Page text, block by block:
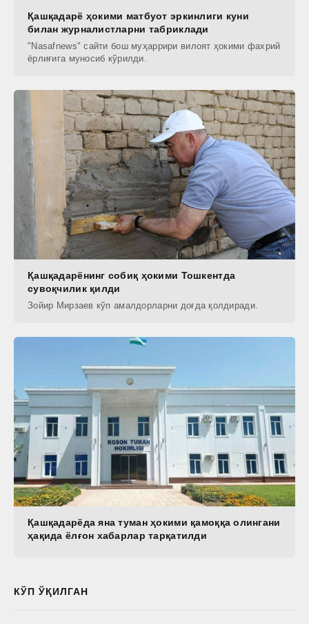
Қашқадарё ҳокими матбуот эркинлиги куни
билан журналистларни табриклади
"Nasafnews" сайти бош муҳаррири вилоят ҳокими фахрий
ёрлиғига муносиб кўрилди.
Қашқадарёнинг собиқ ҳокими Тошкентда
сувоқчилик қилди
Зойир Мирзаев кўп амалдорларни доғда қолдиради.
Қашқадарёда яна туман ҳокими қамоққа олингани
ҳақида ёлғон хабарлар тарқатилди
КЎП ЎҚИЛГАН